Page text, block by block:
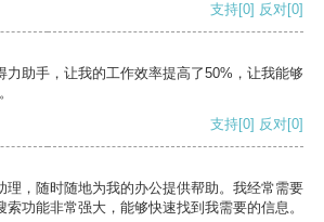
支持[0] 反对[0]
力助手，让我的工作效率提高了50%，让我能够
支持[0] 反对[0]
理，随时随地为我的办公提供帮助。我经常需要
功能非常强大，能够快速找到我需要的信息。